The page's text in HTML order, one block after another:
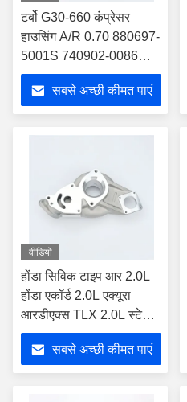
टर्बो G30-660 कंप्रेसर
हाउसिंग A/R 0.70 880697-
5001S 740902-0086
880697-5002S 740902-
0087 टर्बोचार्जर के लिए
सबसे अच्छी कीमत पाएं
वीडियो
होंडा सिविक टाइप आर 2.0L
होंडा एकॉर्ड 2.0L एक्यूरा
आरडीएक्स TLX 2.0L स्टेज 2
टर्बो कंप्रेसर हाउसिंग 49894-
37102 49477-06100
सबसे अच्छी कीमत पाएं